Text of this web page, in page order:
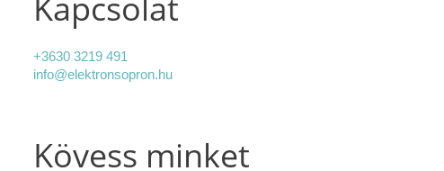
+3630 3219 491
info@elektronsopron.hu
Kövess minket